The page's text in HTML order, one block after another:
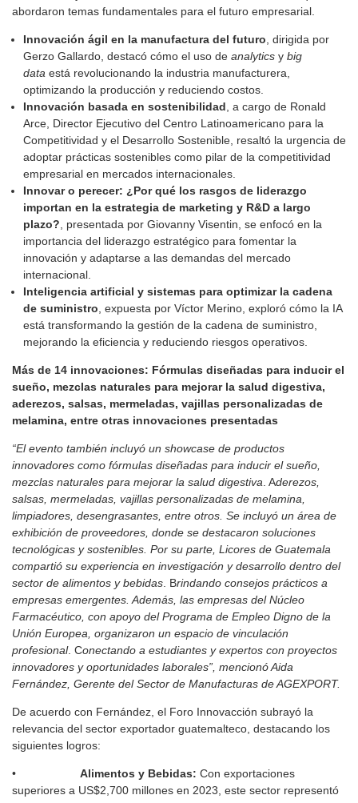
abordaron temas fundamentales para el futuro empresarial.
Innovación ágil en la manufactura del futuro , dirigida por
Gerzo Gallardo, destacó cómo el uso de analytics y big
data está revolucionando la industria manufacturera,
optimizando la producción y reduciendo costos.
Innovación basada en sostenibilidad , a cargo de Ronald
Arce, Director Ejecutivo del Centro Latinoamericano para la
Competitividad y el Desarrollo Sostenible, resaltó la urgencia de
adoptar prácticas sostenibles como pilar de la competitividad
empresarial en mercados internacionales.
Innovar o perecer: ¿Por qué los rasgos de liderazgo
importan en la estrategia de marketing y R&D a largo
plazo? , presentada por Giovanny Visentin, se enfocó en la
importancia del liderazgo estratégico para fomentar la
innovación y adaptarse a las demandas del mercado
internacional.
Inteligencia artificial y sistemas para optimizar la cadena
de suministro , expuesta por Víctor Merino, exploró cómo la IA
está transformando la gestión de la cadena de suministro,
mejorando la eficiencia y reduciendo riesgos operativos.
Más de 14 innovaciones: Fórmulas diseñadas para inducir el
sueño, mezclas naturales para mejorar la salud digestiva,
aderezos, salsas, mermeladas, vajillas personalizadas de
melamina, entre otras innovaciones presentadas
“El evento también incluyó un showcase de productos
innovadores como fórmulas diseñadas para inducir el sueño,
mezclas naturales para mejorar la salud digestiva . Aderezos,
salsas, mermeladas, vajillas personalizadas de melamina,
limpiadores, desengrasantes, entre otros. Se incluyó un área de
exhibición de proveedores, donde se destacaron soluciones
tecnológicas y sostenibles. Por su parte, Licores de Guatemala
compartió su experiencia en investigación y desarrollo dentro del
sector de alimentos y bebidas . Brindando consejos prácticos a
empresas emergentes. Además, las empresas del Núcleo
Farmacéutico, con apoyo del Programa de Empleo Digno de la
Unión Europea, organizaron un espacio de vinculación
profesional. Conectando a estudiantes y expertos con proyectos
innovadores y oportunidades laborales”, mencionó Aida
Fernández, Gerente del Sector de Manufacturas de AGEXPORT.
De acuerdo con Fernández, el Foro Innovacción subrayó la
relevancia del sector exportador guatemalteco, destacando los
siguientes logros:
• Alimentos y Bebidas: Con exportaciones
superiores a US$2,700 millones en 2023, este sector representó